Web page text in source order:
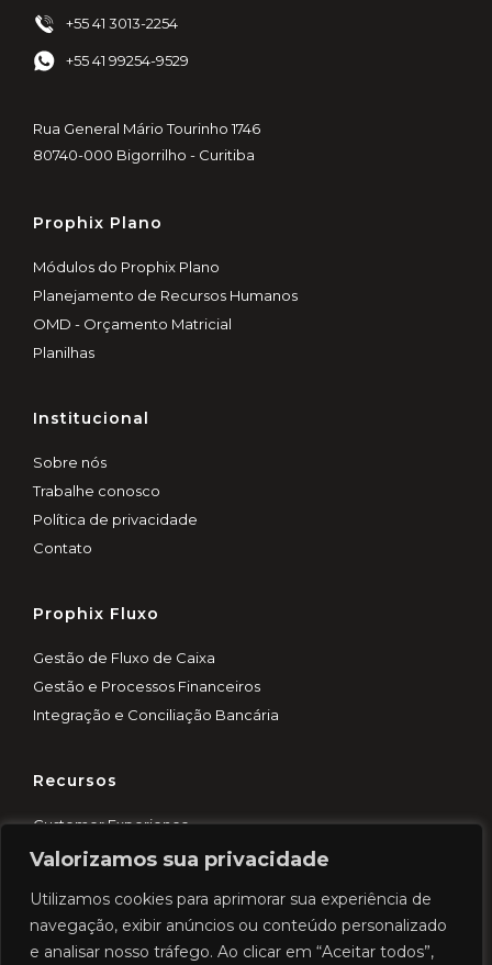
Valorizamos sua privacidade
Utilizamos cookies para aprimorar sua experiência de
navegação, exibir anúncios ou conteúdo personalizado
e analisar nosso tráfego. Ao clicar em “Aceitar todos”,
+55 41 3013-2254
+55 41 99254-9529
Rua General Mário Tourinho 1746
80740-000 Bigorrilho - Curitiba
Prophix Plano
Módulos do Prophix Plano
Planejamento de Recursos Humanos
OMD - Orçamento Matricial
Planilhas
Institucional
Sobre nós
Trabalhe conosco
Política de privacidade
Contato
Prophix Fluxo
Gestão de Fluxo de Caixa
Gestão e Processos Financeiros
Integração e Conciliação Bancária
Recursos
Customer Experience
Blog
Cases